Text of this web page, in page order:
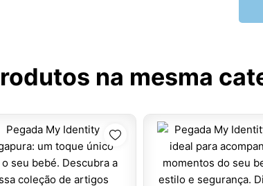
na mesma